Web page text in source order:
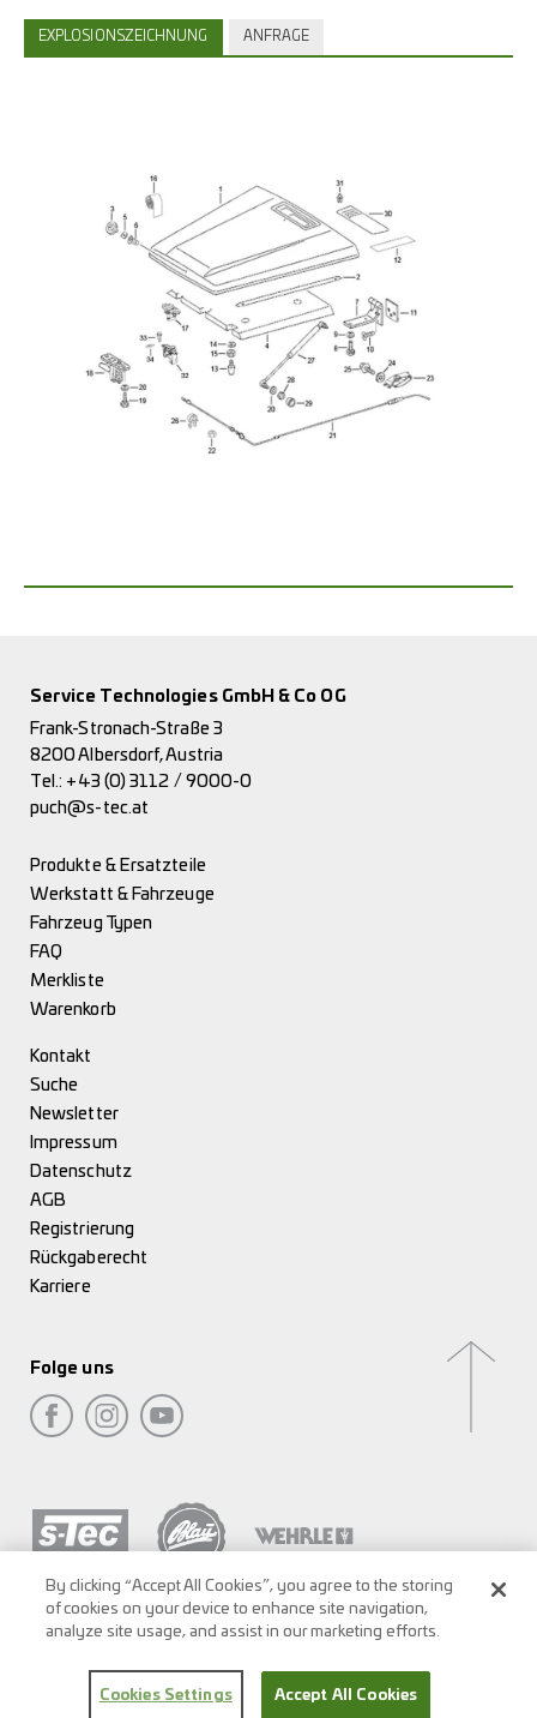
EXPLOSIONSZEICHNUNG ANFRAGE
Service Technologies GmbH & Co OG
Frank-Stronach-Straße 3
8200 Albersdorf, Austria
Tel.: +43 (0) 3112 / 9000-0
puch@s-tec.at
Produkte & Ersatzteile
Werkstatt & Fahrzeuge
Fahrzeug Typen
FAQ
Merkliste
Warenkorb
Kontakt
Suche
Newsletter
Impressum
Datenschutz
AGB
Registrierung
Rückgaberecht
Karriere
Folge uns
By clicking “Accept All Cookies”, you agree to the storing
of cookies on your device to enhance site navigation,
analyze site usage, and assist in our marketing efforts.
Cookies Settings Accept All Cookies